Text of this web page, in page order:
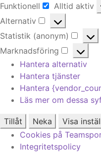
Funktionell
Funktionell
Alltid aktiv
Alternativ
Alternativ
Statistik (anonym)
Marknadsföring
Hantera alternativ
Hantera tjänster
Hantera
Läs mer om dessa
Tillåt Neka Visa
Cookies på
Integritetspolicy